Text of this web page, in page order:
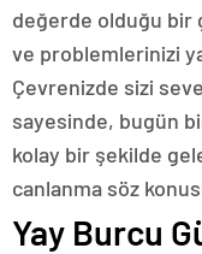
değerde olduğu bir
ve problemlerinizi
Çevrenizde sizi
sayesinde, bugün
kolay bir şekilde
canlanma söz
Yay Burcu